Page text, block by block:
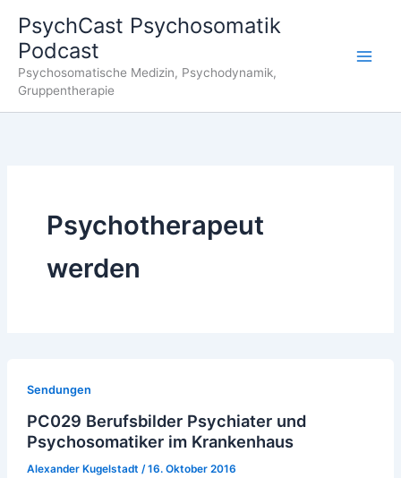
Inhalt
springen
PsychCast Psychosomatik
Podcast
Psychosomatische Medizin, Psychodynamik,
Gruppentherapie
Psychotherapeut
werden
Sendungen
PC029 Berufsbilder Psychiater und
Psychosomatiker im Krankenhaus
Alexander Kugelstadt /16. Oktober 2016